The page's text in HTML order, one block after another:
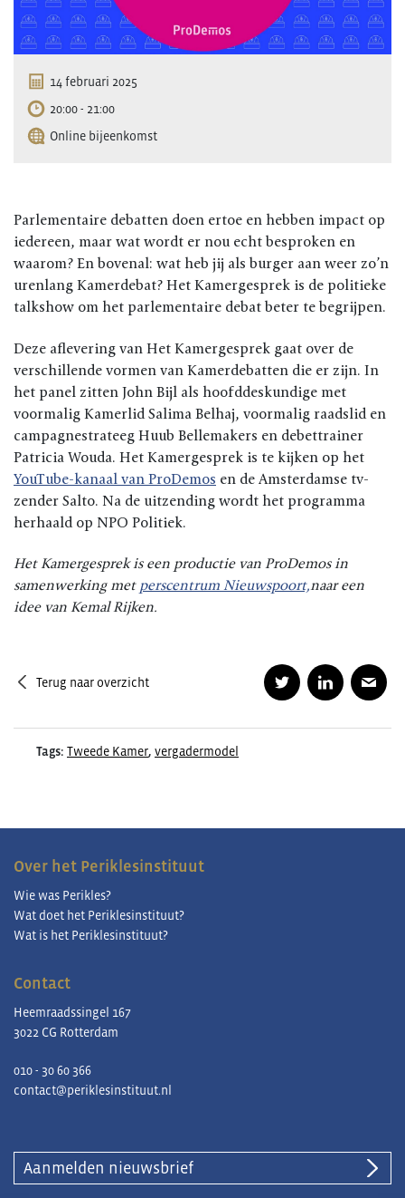
14 februari 2025
20:00 - 21:00
Online bijeenkomst
Parlementaire debatten doen ertoe en hebben impact op
iedereen, maar wat wordt er nou echt besproken en
waarom? En bovenal: wat heb jij als burger aan weer zo’n
urenlang Kamerdebat? Het Kamergesprek is de politieke
talkshow om het parlementaire debat beter te begrijpen.
Deze aflevering van Het Kamergesprek gaat over de
verschillende vormen van Kamerdebatten die er zijn. In
het panel zitten John Bijl als hoofddeskundige met
voormalig Kamerlid Salima Belhaj, voormalig raadslid en
campagnestrateeg Huub Bellemakers en debettrainer
Patricia Wouda. Het Kamergesprek is te kijken op het
YouTube-kanaal van ProDemos en de Amsterdamse tv-
zender Salto. Na de uitzending wordt het programma
herhaald op NPO Politiek.
Het Kamergesprek is een productie van ProDemos in
samenwerking met perscentrum Nieuwspoort,naar een
idee van Kemal Rijken.
Terug naar overzicht
Tags: Tweede Kamer, vergadermodel
Over het Periklesinstituut
Wie was Perikles?
Wat doet het Periklesinstituut?
Wat is het Periklesinstituut?
Contact
Heemraadssingel 167
3022 CG Rotterdam
010 - 30 60 366
contact@periklesinstituut.nl
Aanmelden nieuwsbrief